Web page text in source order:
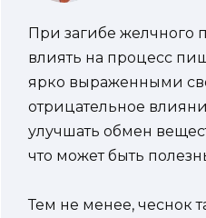
При загибе желчного
влиять на процесс
ярко выраженными
отрицательное
улучшать обмен
что может быть
Тем не менее, чеснок